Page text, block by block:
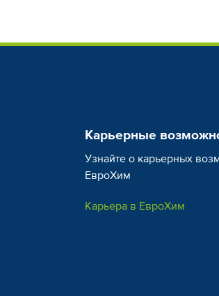
Карьерные
Узнайте о карьерных
ЕвроХим
Карьера в ЕвроХим